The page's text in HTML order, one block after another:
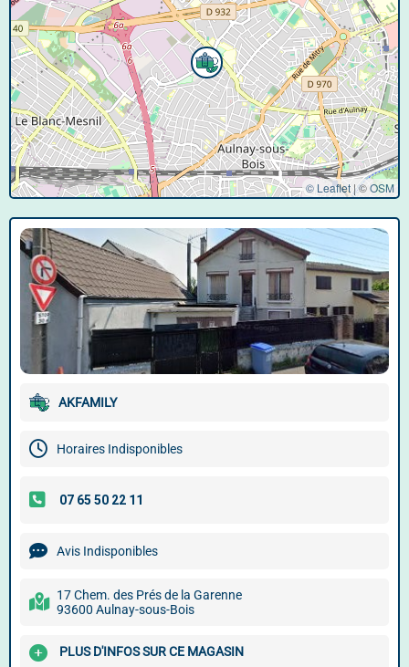
© Leaflet|©OSM
AKFAMILY
Horaires Indisponibles
Avis Indisponibles
17 Chem. des Prés de la Garenne
93600 Aulnay-sous-Bois
PLUS D'INFOS SUR CE MAGASIN